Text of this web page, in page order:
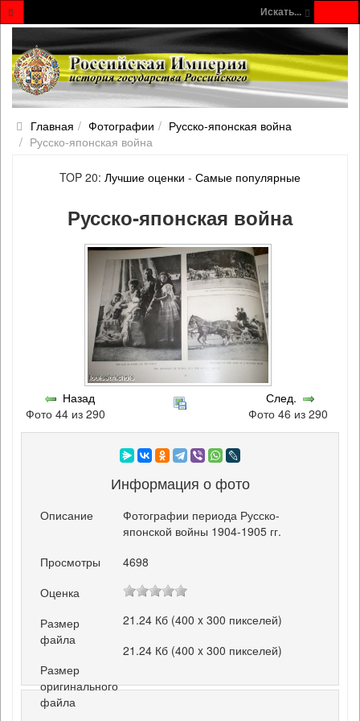
Искать...
Главная Фотографии
Русско‐японская война
Русско‐японская война
TOP 20: Лучшие оценки - Самые популярные
Русско‐японская война
Назад
Фото 44 из 290
След.
Фото 46 из 290
Информация о фото
Описание
Фотографии периода Русско-
японской войны 1904-1905 гг.
Просмотры
4698
Оценка
Размер
файла
21.24 Кб (400 x 300 пикселей)
Размер
оригинального
файла
21.24 Кб (400 x 300 пикселей)